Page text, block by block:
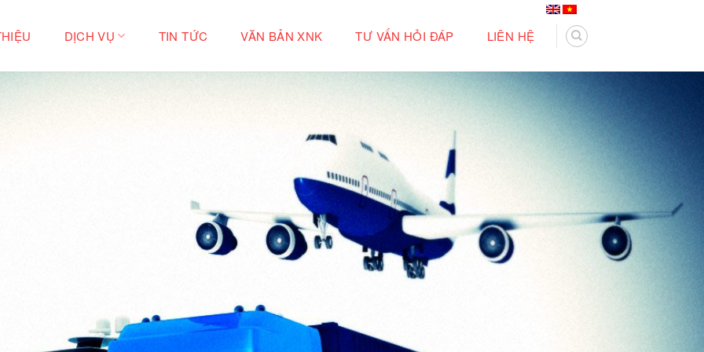
DỊCH VỤ TIN TỨC VĂN BẢN XNK TƯ VẤN HỎI ĐÁP LIÊN HỆ